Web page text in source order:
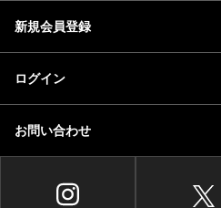
新規会員登録
ログイン
お問い合わせ